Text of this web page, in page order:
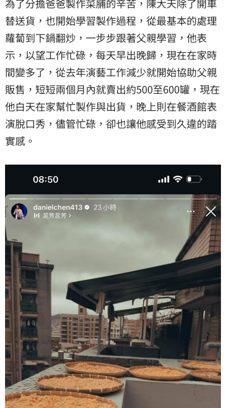
為了分擔爸爸製作菜脯的辛苦，陳大天除了開車
替送貨，也開始學習製作過程，從最基本的處理
蘿蔔到下鍋翻炒，一步步跟著父親學習，他表
示，以望工作忙碌，每天早出晚歸，現在在家時
間變多了，從去年演藝工作減少就開始協助父親
販售，短短兩個月內就賣出約500至600罐，現在
他白天在家幫忙製作與出貨，晚上則在餐酒館表
演脫口秀，儘管忙碌，卻也讓他感受到久違的踏
實感。